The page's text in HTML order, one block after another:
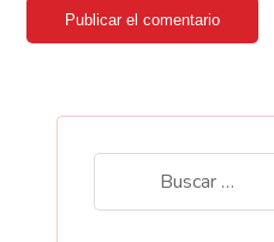
Publicar el comentario